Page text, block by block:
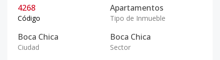
4268
Código
Apartamentos
Tipo de Inmueble
Boca Chica
Ciudad
Boca Chica
Sector